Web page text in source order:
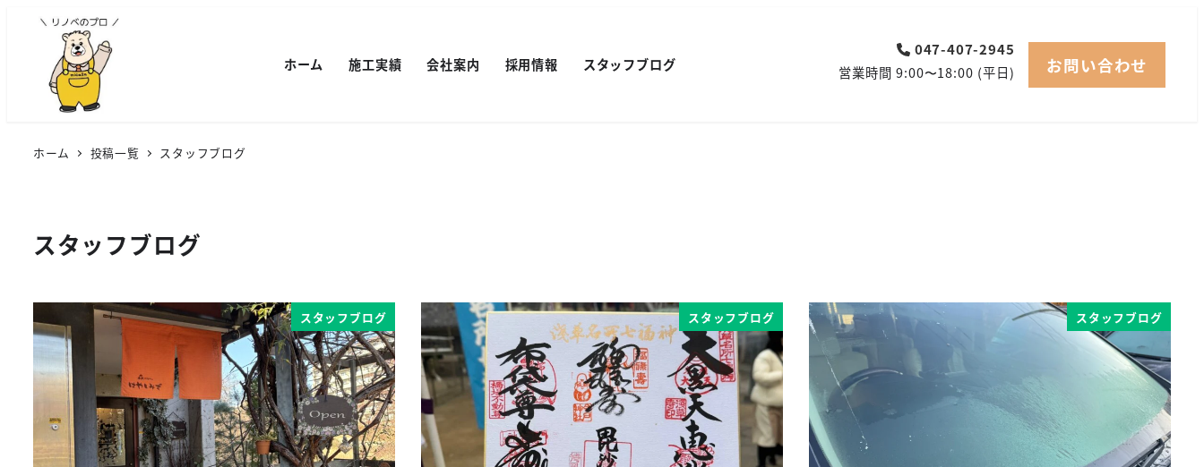
ホーム 施工実績 会社案内 採用情報 スタッフブログ
047-407-2945
営業時間 9:00〜18:00 (平日)
お問い合わせ
ホーム 投稿一覧 スタッフブログ
スタッフブログ
スタッフブログ スタッフブログ スタッフブログ